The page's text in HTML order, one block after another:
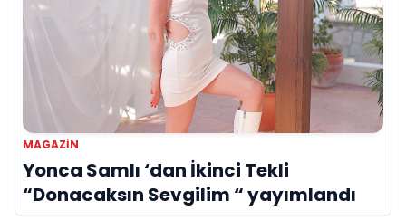
MAGAZIN
Yonca Samlı ‘dan İkinci Tekli
“Donacaksın Sevgilim “ yayımlandı